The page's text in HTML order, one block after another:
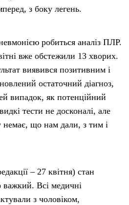
з боку легень.
робиться аналіз ПЛР.
вже обстежили 13 хворих.
виявився позитивним і
остаточний діагноз,
випадок, як потенційний
тести не досконалі, але
немає, що нам дали, з тим і
– 27 квітня) стан
важкий. Всі медичні
з чоловіком,